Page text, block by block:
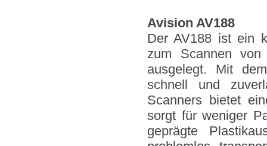
Avision AV188
Der AV188 ist ein
zum Scannen von
ausgelegt. Mit
schnell und
Scanners bietet
sorgt für weniger
geprägte